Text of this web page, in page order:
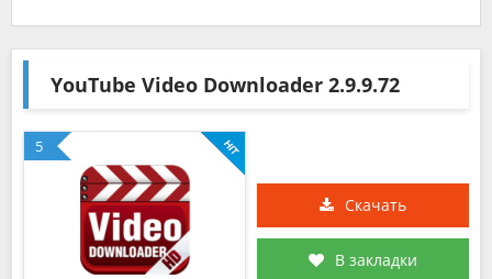
YouTube Video Downloader 2.9.9.72
5
Скачать
В закладки